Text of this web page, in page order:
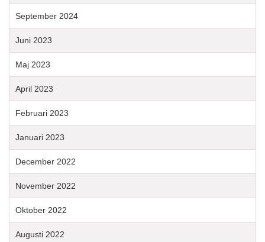
September 2024
Juni 2023
Maj 2023
April 2023
Februari 2023
Januari 2023
December 2022
November 2022
Oktober 2022
Augusti 2022